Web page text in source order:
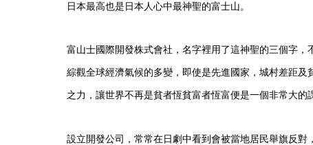
日本最高也是日本人心中最神聖的富士山。
富山士國際開發株式會社，名字裡用了這神聖的三個字，
綜觀全球經濟氣候的多變，即使是先進國家，城村差距
之力，讓世界不再是貧者恆貧富者恆富便是一個非常大的
設立開發公司，常常在日劇中看到會被當地居民舉旗反